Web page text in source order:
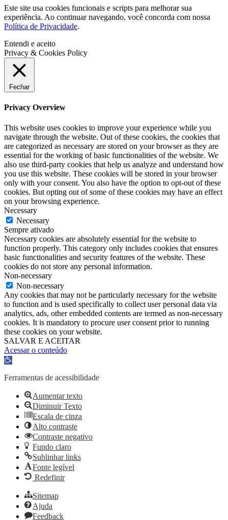
Este site usa cookies funcionais e scripts para melhorar sua
experiência. Ao continuar navegando, você concorda com nossa
Política de Privacidade.
Entendi e aceito
Privacy & Cookies Policy
Fechar
Privacy Overview
This website uses cookies to improve your experience while you
navigate through the website. Out of these cookies, the cookies that
are categorized as necessary are stored on your browser as they are
essential for the working of basic functionalities of the website. We
also use third-party cookies that help us analyze and understand how
you use this website. These cookies will be stored in your browser
only with your consent. You also have the option to opt-out of these
cookies. But opting out of some of these cookies may have an effect
on your browsing experience.
Necessary
Necessary
Sempre ativado
Necessary cookies are absolutely essential for the website to
function properly. This category only includes cookies that ensures
basic functionalities and security features of the website. These
cookies do not store any personal information.
Non-necessary
Non-necessary
Any cookies that may not be particularly necessary for the website
to function and is used specifically to collect user personal data via
analytics, ads, other embedded contents are termed as non-necessary
cookies. It is mandatory to procure user consent prior to running
these cookies on your website.
SALVAR E ACEITAR
Acessar o conteúdo
Abrir
barra
ferramentas
Ferramentas de acessibilidade
Aumentar texto
Diminuir Texto
Escala de cinza
Alto contraste
Contraste negativo
Fundo claro
Sublinhar links
Fonte legível
Redefinir
Sitemap
Ajuda
Feedback